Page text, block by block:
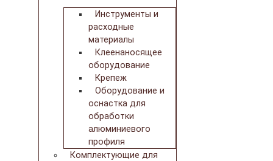
Инструменты и
расходные
материалы
Клеенаносящее
оборудование
Крепеж
Оборудование и
оснастка для
обработки
алюминиевого
профиля
Комплектующие для